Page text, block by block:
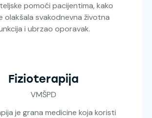
pomoći pacijentima, kako
olakšala svakodnevna životna
i ubrzao oporavak.
Fizioterapija
VMŠPD
je grana medicine koja koristi